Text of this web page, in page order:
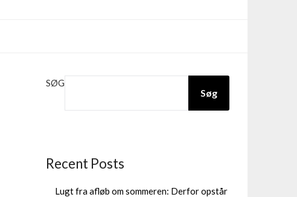
SØG
Søg
Recent Posts
Lugt fra afløb om sommeren: Derfor opstår